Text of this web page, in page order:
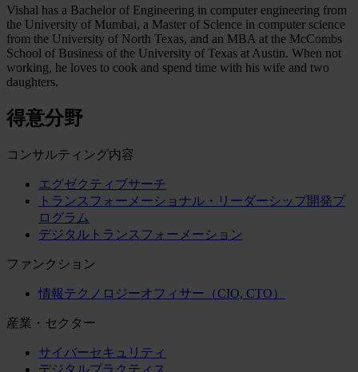
Vishal has a Bachelor of Engineering in computer engineering from
the University of Mumbai, a Master of Science in computer science
from the University of North Texas, and an MBA at the McCombs
School of Business of the University of Texas at Austin. When not
working, he loves to cook and spend time with his wife and two
daughters.
得意分野
コンサルティング内容
エグゼクティブサーチ
トランスフォーメーショナル・リーダーシップ開発プ
ログラム
デジタルトランスフォーメーション
ファンクション
情報テクノロジーオフィサー（CIO, CTO）
産業・セクター
サイバーセキュリティ
デジタルプラクティス